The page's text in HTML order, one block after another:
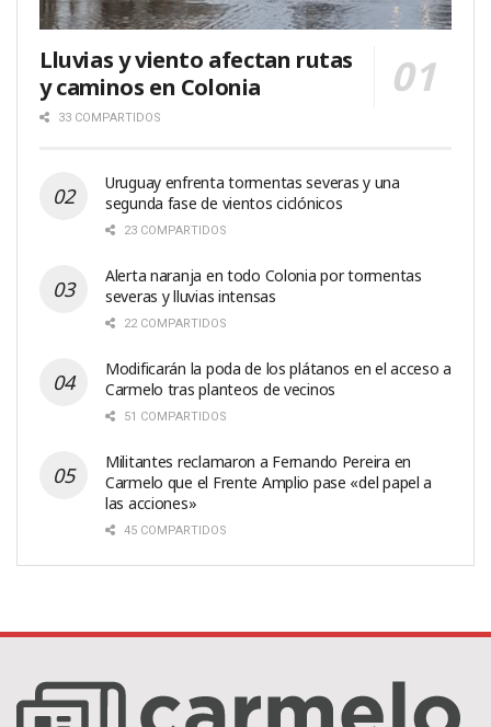
Lluvias y viento afectan rutas
y caminos en Colonia
33 COMPARTIDOS
Uruguay enfrenta tormentas severas y una
segunda fase de vientos ciclónicos
23 COMPARTIDOS
Alerta naranja en todo Colonia por tormentas
severas y lluvias intensas
22 COMPARTIDOS
Modificarán la poda de los plátanos en el acceso a
Carmelo tras planteos de vecinos
51 COMPARTIDOS
Militantes reclamaron a Fernando Pereira en
Carmelo que el Frente Amplio pase «del papel a
las acciones»
45 COMPARTIDOS